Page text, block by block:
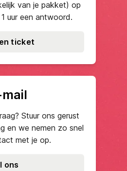
van je pakket) op
uur een antwoord.
ticket
Stuur ons gerust
en we nemen zo snel
met je op.
ons